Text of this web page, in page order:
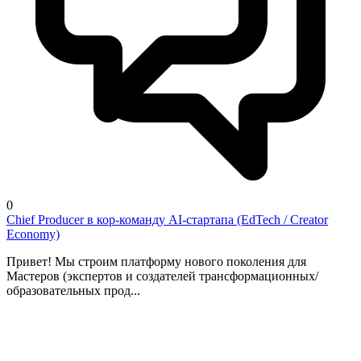
0
Chief Producer в кор-команду AI-стартапа (EdTech / Creator
Economy)
Привет! Мы строим платформу нового поколения для
Мастеров (экспертов и создателей трансформационных/
образовательных прод...